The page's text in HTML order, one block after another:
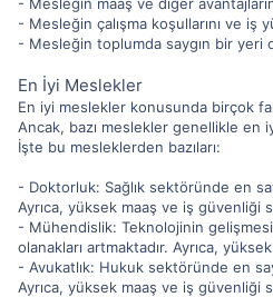
- Mesleğin çalışma koşullarını ve iş
- Mesleğin toplumda saygın bir yeri
En İyi Meslekler
En iyi meslekler konusunda birçok
Ancak, bazı meslekler genellikle en
İşte bu mesleklerden bazıları:
- Doktorluk: Sağlık sektöründe en
Ayrıca, yüksek maaş ve iş güvenliği
- Mühendislik: Teknolojinin
olanakları artmaktadır. Ayrıca,
- Avukatlık: Hukuk sektöründe en
Ayrıca, yüksek maaş ve iş güvenliği